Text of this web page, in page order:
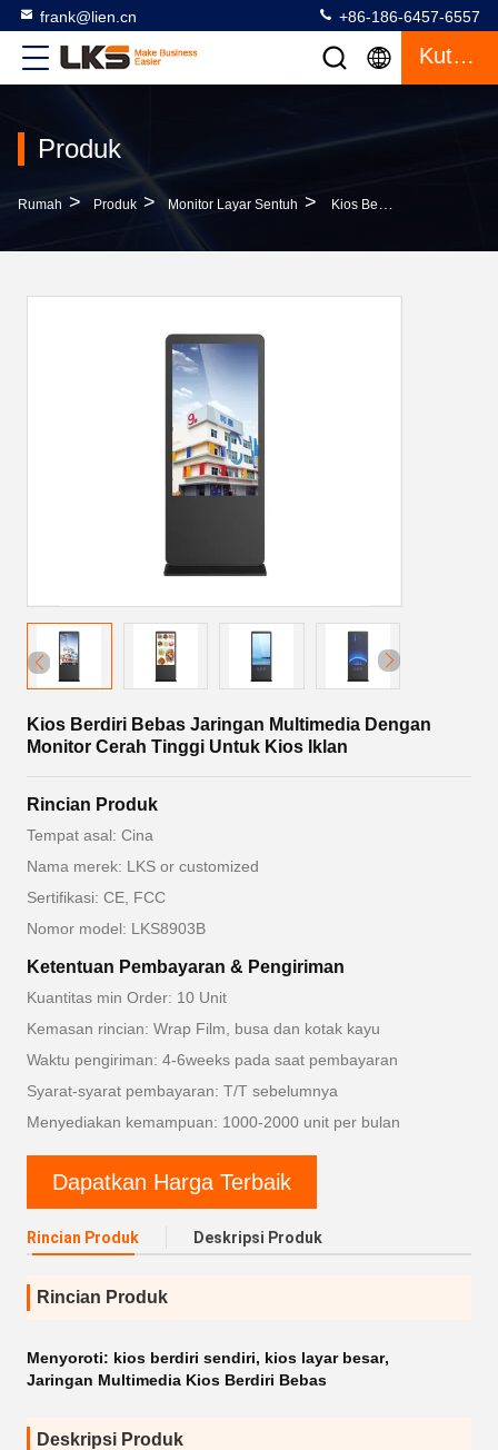
frank@lien.cn +86-186-6457-6557
Kutipan
Produk
Rumah > Produk > Monitor Layar Sentuh > Kios Berdiri Bebas Jaringan Multimedia Dengan Monitor Cerah Tinggi Untuk Kios Iklan
Kios Berdiri Bebas Jaringan Multimedia Dengan
Monitor Cerah Tinggi Untuk Kios Iklan
Rincian Produk
Tempat asal: Cina
Nama merek: LKS or customized
Sertifikasi: CE, FCC
Nomor model: LKS8903B
Ketentuan Pembayaran & Pengiriman
Kuantitas min Order: 10 Unit
Kemasan rincian: Wrap Film, busa dan kotak kayu
Waktu pengiriman: 4-6weeks pada saat pembayaran
Syarat-syarat pembayaran: T/T sebelumnya
Menyediakan kemampuan: 1000-2000 unit per bulan
Dapatkan Harga Terbaik
Rincian Produk Deskripsi Produk
Rincian Produk
Menyoroti: kios berdiri sendiri, kios layar besar,
Jaringan Multimedia Kios Berdiri Bebas
Deskripsi Produk